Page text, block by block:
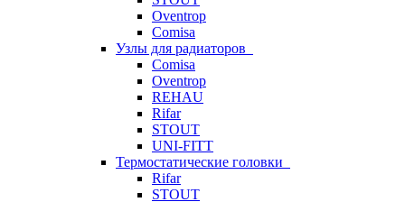
Oventrop
Comisa
Узлы для радиаторов
Comisa
Oventrop
REHAU
Rifar
STOUT
UNI-FITT
Термостатические головки
Rifar
STOUT